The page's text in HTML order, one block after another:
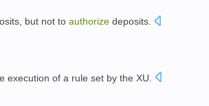
but not to authorize deposits.
execution of a rule set by the XU.